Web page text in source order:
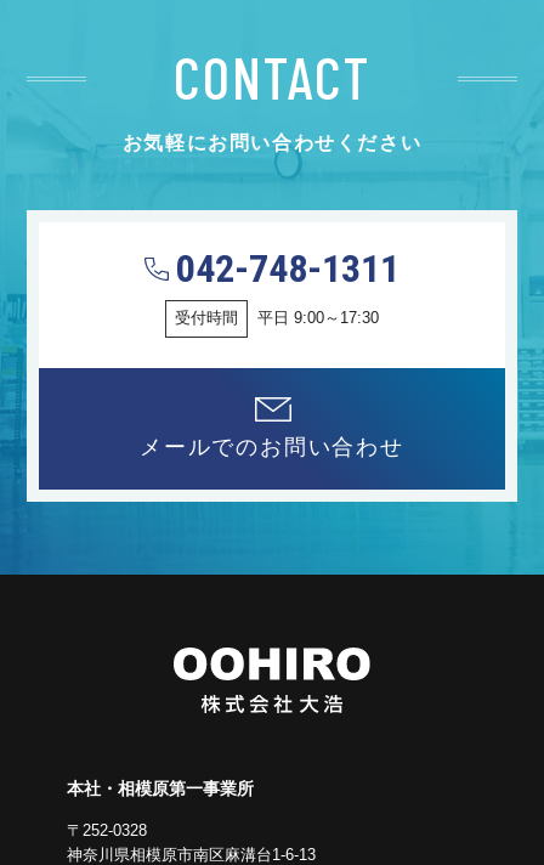
CONTACT
お気軽にお問い合わせください
042-748-1311
受付時間 平日 9:00～17:30
メールでのお問い合わせ
本社・相模原第一事業所
〒252-0328
神奈川県相模原市南区麻溝台1-6-13